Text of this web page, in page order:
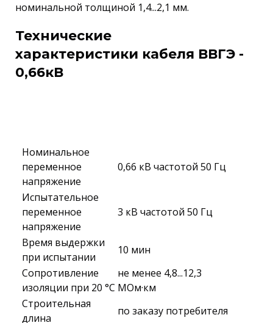
номинальной толщиной 1,4...2,1 мм.
Технические
характеристики кабеля ВВГЭ -
0,66кВ
Номинальное
переменное
напряжение
0,66 кВ частотой 50 Гц
Испытательное
переменное
напряжение
3 кВ частотой 50 Гц
Время выдержки
при испытании
10 мин
Сопротивление
изоляции при 20 °С
не менее 4,8...12,3
МОм·км
Строительная
длина
по заказу потребителя